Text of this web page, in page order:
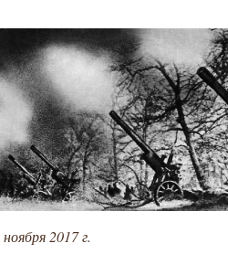
ноября 2017 г.